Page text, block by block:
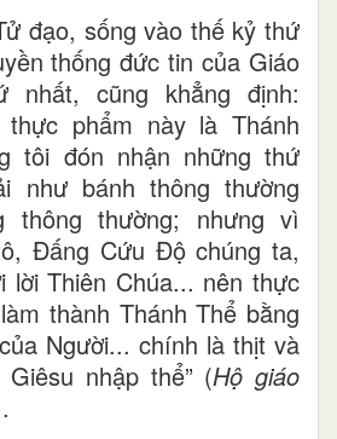
đạo, sống vào thế kỷ thứ
thống đức tin của Giáo
nhất, cũng khẳng định:
thực phẩm này là Thánh
tôi đón nhận những thứ
như bánh thông thường
thông thường; nhưng vì
Đấng Cứu Độ chúng ta,
lời Thiên Chúa... nên thực
thành Thánh Thể bằng
Người... chính là thịt và
nhập thể” (Hộ giáo